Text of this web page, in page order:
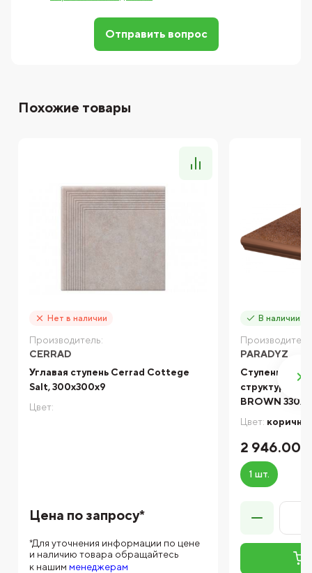
Отправить вопрос
Похожие товары
Нет в наличии
Производитель:
CERRAD
Углавая ступень Cerrad Cottege
Salt, 300x300x9
Цвет:
Цена по запросу*
*Для уточнения информации по цене
и наличию товара обращайтесь
к нашим менеджерам
В наличии
PARADYZ
Ступень с
структурная
BROWN
Цвет:
2 946.00
1 шт.